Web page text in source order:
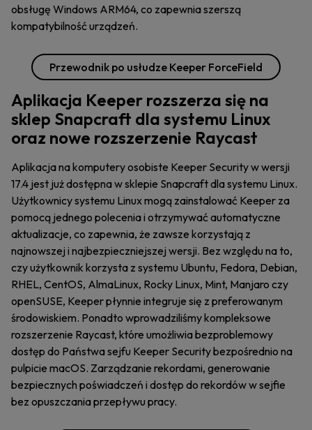
obsługę Windows ARM64, co zapewnia szerszą
kompatybilność urządzeń.
Przewodnik po usłudze Keeper ForceField
Aplikacja Keeper rozszerza się na
sklep Snapcraft dla systemu Linux
oraz nowe rozszerzenie Raycast
Aplikacja na komputery osobiste Keeper Security w wersji
17.4 jest już dostępna w sklepie Snapcraft dla systemu Linux.
Użytkownicy systemu Linux mogą zainstalować Keeper za
pomocą jednego polecenia i otrzymywać automatyczne
aktualizacje, co zapewnia, że zawsze korzystają z
najnowszej i najbezpieczniejszej wersji. Bez względu na to,
czy użytkownik korzysta z systemu Ubuntu, Fedora, Debian,
RHEL, CentOS, AlmaLinux, Rocky Linux, Mint, Manjaro czy
openSUSE, Keeper płynnie integruje się z preferowanym
środowiskiem. Ponadto wprowadziliśmy kompleksowe
rozszerzenie Raycast, które umożliwia bezproblemowy
dostęp do Państwa sejfu Keeper Security bezpośrednio na
pulpicie macOS. Zarządzanie rekordami, generowanie
bezpiecznych poświadczeń i dostęp do rekordów w sejfie
bez opuszczania przepływu pracy.